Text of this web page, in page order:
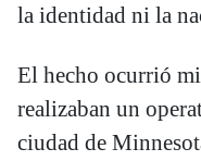
la identidad ni la
El hecho ocurrió
realizaban un
ciudad de